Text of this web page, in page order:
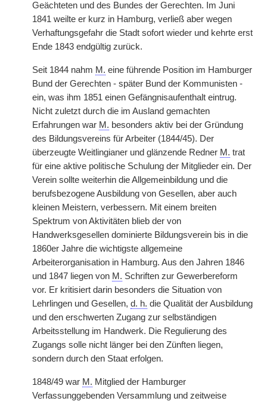
Geächteten und des Bundes der Gerechten. Im Juni
1841 weilte er kurz in Hamburg, verließ aber wegen
Verhaftungsgefahr die Stadt sofort wieder und kehrte erst
Ende 1843 endgültig zurück.
Seit 1844 nahm M. eine führende Position im Hamburger
Bund der Gerechten - später Bund der Kommunisten -
ein, was ihm 1851 einen Gefängnisaufenthalt eintrug.
Nicht zuletzt durch die im Ausland gemachten
Erfahrungen war M. besonders aktiv bei der Gründung
des Bildungsvereins für Arbeiter (1844/45). Der
überzeugte Weitlingianer und glänzende Redner M. trat
für eine aktive politische Schulung der Mitglieder ein. Der
Verein sollte weiterhin die Allgemeinbildung und die
berufsbezogene Ausbildung von Gesellen, aber auch
kleinen Meistern, verbessern. Mit einem breiten
Spektrum von Aktivitäten blieb der von
Handwerksgesellen dominierte Bildungsverein bis in die
1860er Jahre die wichtigste allgemeine
Arbeiterorganisation in Hamburg. Aus den Jahren 1846
und 1847 liegen von M. Schriften zur Gewerbereform
vor. Er kritisiert darin besonders die Situation von
Lehrlingen und Gesellen, d. h. die Qualität der Ausbildung
und den erschwerten Zugang zur selbständigen
Arbeitsstellung im Handwerk. Die Regulierung des
Zugangs solle nicht länger bei den Zünften liegen,
sondern durch den Staat erfolgen.
1848/49 war M. Mitglied der Hamburger
Verfassunggebenden Versammlung und zeitweise